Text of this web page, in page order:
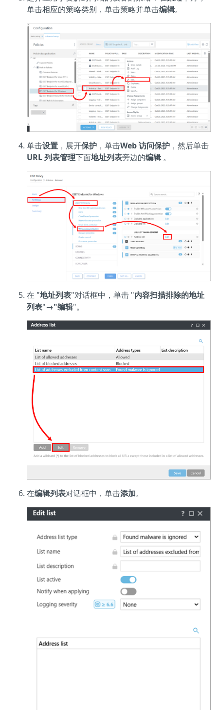
单击相应的策略类别，单击策略并单击编辑。
单击设置 ，展开保护 ，单击Web 访问保护 ，然后单击
URL 列表管理下面地址列表旁边的编辑。
在 "地址列表"对话框中，单击 "内容扫描排除的地址
列表"→"编辑"。
在编辑列表对话框中，单击添加。